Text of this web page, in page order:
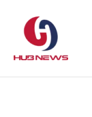
content